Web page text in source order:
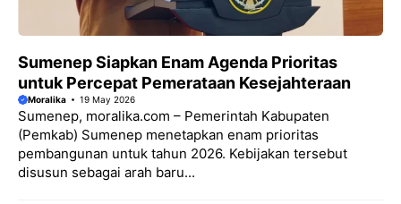
Sumenep Siapkan Enam Agenda Prioritas
untuk Percepat Pemerataan Kesejahteraan
Moralika 19 May 2026
Sumenep, moralika.com – Pemerintah Kabupaten
(Pemkab) Sumenep menetapkan enam prioritas
pembangunan untuk tahun 2026. Kebijakan tersebut
disusun sebagai arah baru...